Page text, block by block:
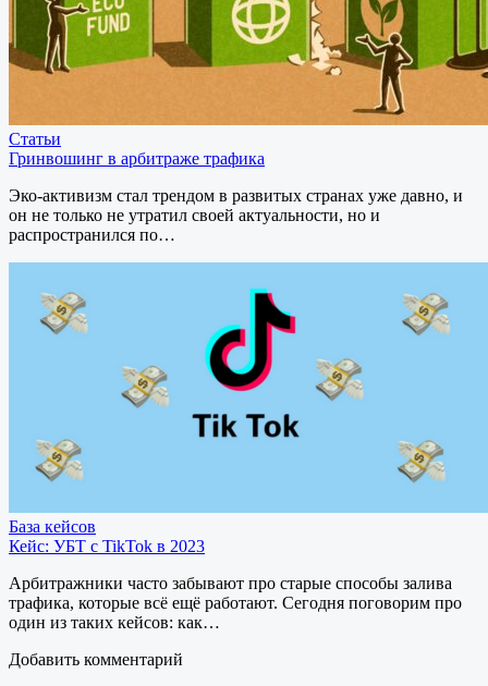
Статьи
Гринвошинг в арбитраже трафика
Эко-активизм стал трендом в развитых странах уже давно, и
он не только не утратил своей актуальности, но и
распространился по…
База кейсов
Кейс: УБТ с TikTok в 2023
Арбитражники часто забывают про старые способы залива
трафика, которые всё ещё работают. Сегодня поговорим про
один из таких кейсов: как…
Добавить комментарий